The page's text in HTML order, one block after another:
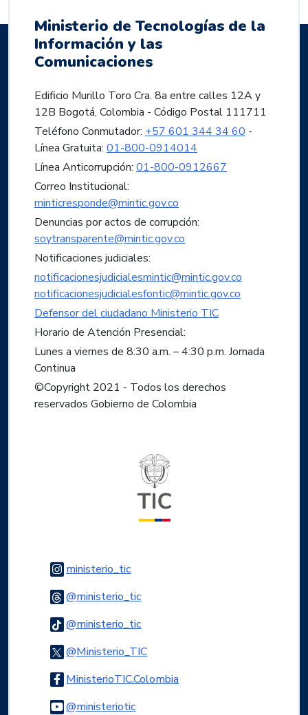
Ministerio de Tecnologías de la
Información y las
Comunicaciones
Edificio Murillo Toro Cra. 8a entre calles 12A y
12B Bogotá, Colombia - Código Postal 111711
Teléfono Conmutador: +57 601 344 34 60 -
Línea Gratuita: 01-800-0914014
Línea Anticorrupción: 01-800-0912667
Correo Institucional:
minticresponde@mintic.gov.co
Denuncias por actos de corrupción:
soytransparente@mintic.gov.co
Notificaciones judiciales:
notificacionesjudicialesmintic@mintic.gov.co
notificacionesjudicialesfontic@mintic.gov.co
Defensor del ciudadano Ministerio TIC
Horario de Atención Presencial:
Lunes a viernes de 8:30 a.m. – 4:30 p.m. Jornada
Continua
©Copyright 2021 - Todos los derechos
reservados Gobierno de Colombia
ministerio_ticLogo Instagram
@ministerio_ticLogo Threads
@ministerio_ticLogo Tiktok
@Ministerio_TICLogo Twitter
MinisterioTIC.ColombiaLogo Facebook
@ministerioticLogo Youtube